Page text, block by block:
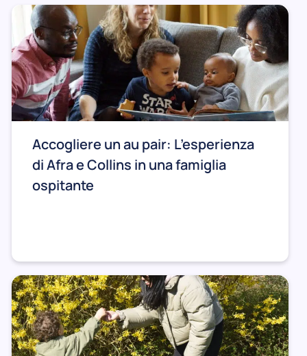
Accogliere un au pair: L’esperienza
di Afra e Collins in una famiglia
ospitante